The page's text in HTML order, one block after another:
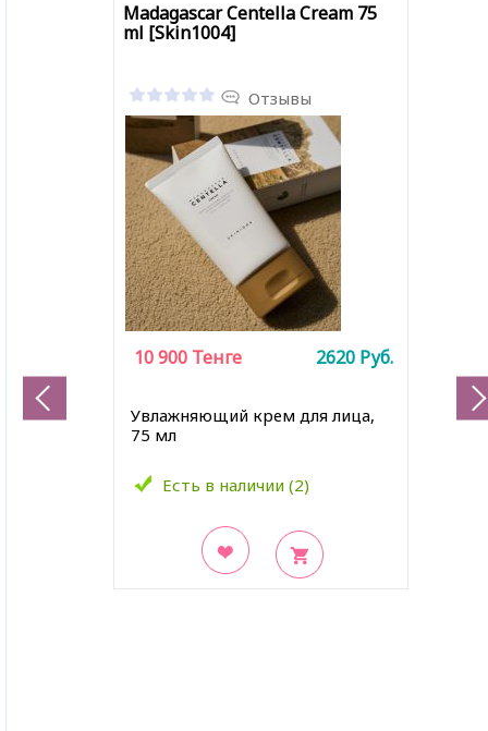
Madagascar Centella Cream 75
ml [Skin1004]
Отзывы
Увлажняющий крем для лица,
75 мл
Есть в наличии (2)
10 900 Тенге 2620 Руб.